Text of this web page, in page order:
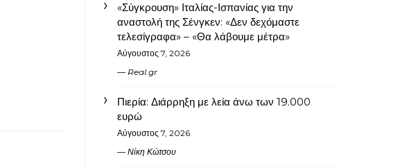
«Σύγκρουση» Ιταλίας-Ισπανίας για την
αναστολή της Σένγκεν: «Δεν δεχόμαστε
τελεσίγραφα» – «Θα λάβουμε μέτρα»
Αύγουστος 7, 2026
Real.gr
Πιερία: Διάρρηξη με λεία άνω των 19.000
ευρώ
Αύγουστος 7, 2026
Νίκη Κώτσου